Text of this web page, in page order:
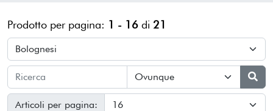
Prodotto per pagina: 1 - 16 di 21
Articoli per pagina: